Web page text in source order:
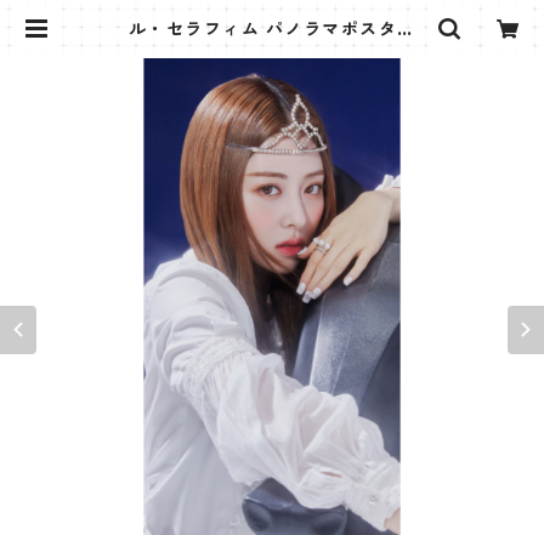
ル・セラフィム パノラマポスター
mm 【Huh Yunjin-01】 | K STAR
PLUS